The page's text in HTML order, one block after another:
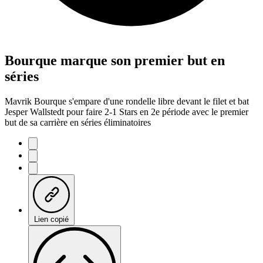
Bourque marque son premier but en
séries
Mavrik Bourque s'empare d'une rondelle libre devant le filet et bat
Jesper Wallstedt pour faire 2-1 Stars en 2e période avec le premier
but de sa carrière en séries éliminatoires
Lien copié